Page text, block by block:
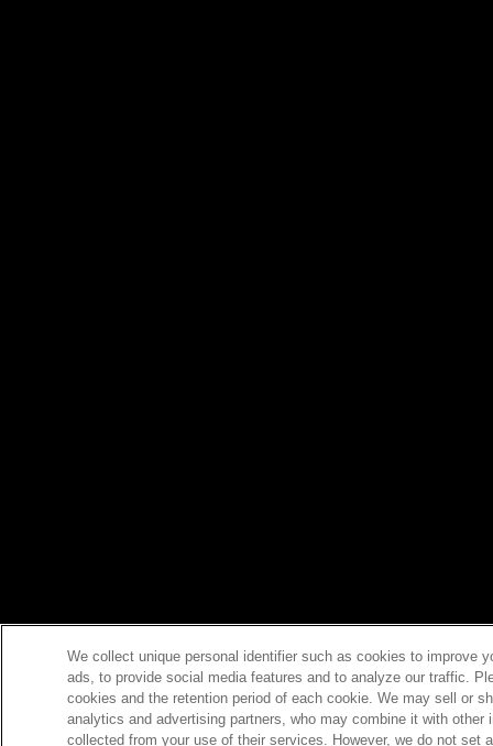
We collect unique personal identifier such as cookies to improve
ads, to provide social media features and to analyze our traffic.
cookies and the retention period of each cookie. We may sell or
analytics and advertising partners, who may combine it with
collected from your use of their services. However, we do not set